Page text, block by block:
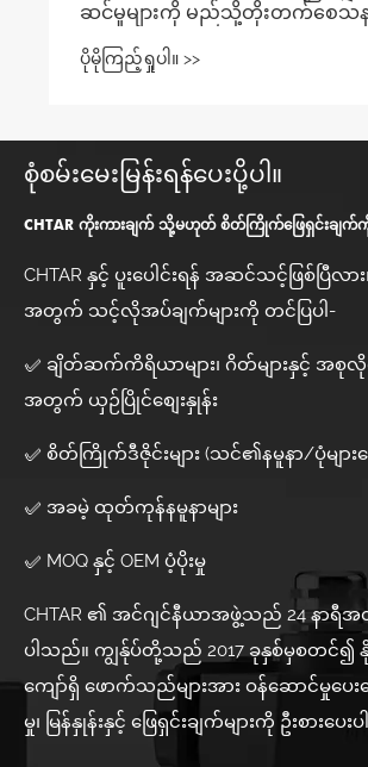
ဆင်မှုများကို မည်သို့တိုးတက်စေသန
ပိုမိုကြည့်ရှုပါ။ >>
စုံစမ်းမေးမြန်းရန်ပေးပို့ပါ။
CHTAR ကိုးကားချက် သို့မဟုတ် စိတ်ကြိုက်ဖြေရှင်းချက်
CHTAR နှင့် ပူးပေါင်းရန် အဆင်သင့်ဖြစ်ပြီလာ
အတွက် သင့်လိုအပ်ချက်များကို တင်ပြပါ-
✅ ချိတ်ဆက်ကိရိယာများ၊ ဂိတ်များနှင့် အစုလို
အတွက် ယှဉ်ပြိုင်စျေးနှုန်း
✅ စိတ်ကြိုက်ဒီဇိုင်းများ (သင်၏နမူနာ/ပုံများ
✅ အခမဲ့ ထုတ်ကုန်နမူနာများ
✅ MOQ နှင့် OEM ပံ့ပိုးမှု
CHTAR ၏ အင်ဂျင်နီယာအဖွဲ့သည် 24 နာရီအတွ
ပါသည်။ ကျွန်ုပ်တို့သည် 2017 ခုနှစ်မှစတင်၍ နိုင်
ကျော်ရှိ ဖောက်သည်များအား ဝန်ဆောင်မှုပေ
မှု၊ မြန်နှုန်းနှင့် ဖြေရှင်းချက်များကို ဦးစားပေ